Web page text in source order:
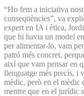
“Ho fem a iniciativa
conseqüències”, va
expert en IA i ètica,
que hi havia un model
per alimentar-lo, vam
patró més concret,
així que vam pensar en
llenguatge més precís, i
mèdic, però en el mèdic
mentre que en el jurídic